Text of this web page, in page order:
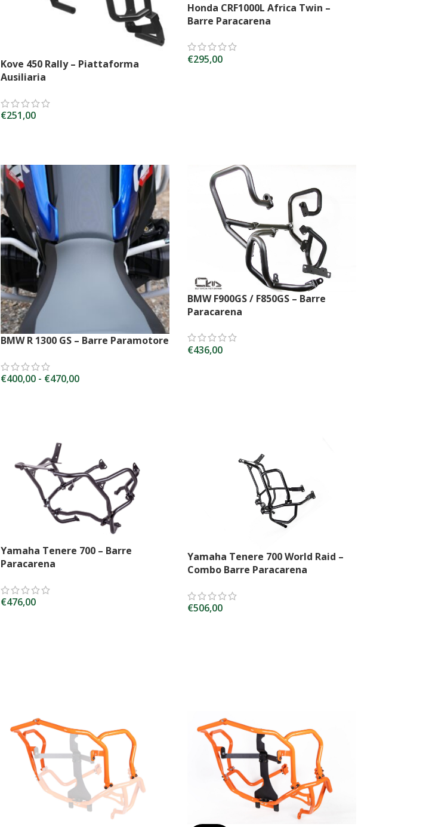
Kove 450 Rally – Piattaforma
Ausiliaria
€251,00
Honda CRF1000L Africa Twin –
Barre Paracarena
€295,00
BMW R 1300 GS – Barre Paramotore
€400,00 - €470,00
BMW F900GS / F850GS – Barre
Paracarena
€436,00
Yamaha Tenere 700 – Barre
Paracarena
€476,00
Yamaha Tenere 700 World Raid –
Combo Barre Paracarena
€506,00